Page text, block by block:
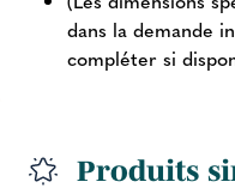
dans la demande
compléter si
Produits